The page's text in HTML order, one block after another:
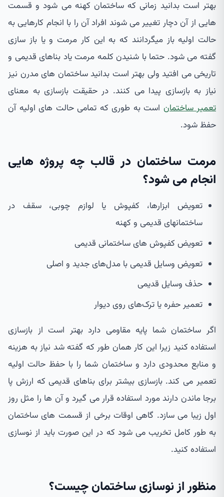
بهتر است بدانید زمانی که ساختمان کهنه می شود و قسمت
هایی از آن دچار تغییر می شوند افراد آن را با انجام کارهایی به
حالت اولیه باز میگردانند که به این کار مرمت و یا باز سازی
گفته می شود. حتما با شنیدن کلمه مرمت یاد بناهای قدیمی و
تاریخی می افتید ولی بهتر است بدانید ساختمان های مدرن نیز
نیاز به بازسازی پیدا می کنند. در حقیقت بازسازی به معنای
تعمیر ساختمان است به طوری که تمامی حالت های اولیه آن
حفظ شود.
مرمت ساختمان در قالب چه پروژه هایی
انجام می شود؟
تعویض ابزارها، کفپوش یا لوازم چوبی، سقف در
ساختمانهای قدیمی و کهنه
تعویض کفپوش های ساختمانی قدیمی
تعویض وسایل قدیمی با مدل‌های جدید و اصلی
حذف وسایل قدیمی
تعمیر حفره یا ترک‌های روی دیوار
اگر ساختمان شما پایه مقاومی دارد بهتر است از بازسازی
استفاده کنید زیرا این کار همان طور که گفته شد نیاز به هزینه
و منابع محدودی دارد و ساختمان شما را با حفظ حالت اولیه
تعمیر می کند. بازسازی بیشتر برای بناهای قدیمی که ارزش پا
برجا ماندن دارند مورد استفاده قرار می گیرد و آن ها را مثل روز
اول زیبا می سازد. گاهی اوقات برخی از قسمت های ساختمان
به طور کامل تخریب می شود که در این صورت باید از نوسازی
استفاده کنید.
منظور از نوسازی ساختمان چیست؟